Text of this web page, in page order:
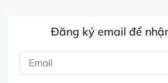
Đăng ký email để